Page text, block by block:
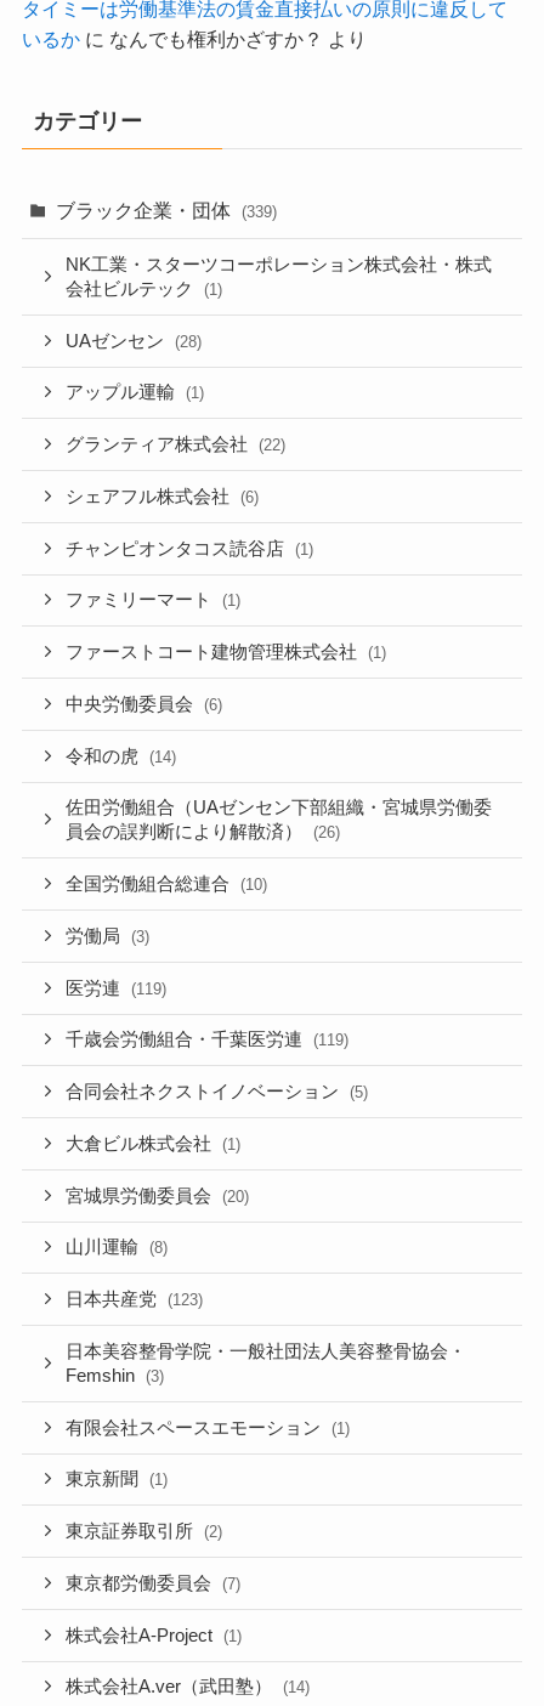
タイミーは労働基準法の賃金直接払いの原則に違反して
いるかに なんでも権利かざすか？ より
カテゴリー
ブラック企業・団体 (339)
NK工業・スターツコーポレーション株式会社・株式
会社ビルテック
(1)
UAゼンセン (28)
アップル運輸 (1)
グランティア株式会社 (22)
シェアフル株式会社 (6)
チャンピオンタコス読谷店 (1)
ファミリーマート (1)
ファーストコート建物管理株式会社 (1)
中央労働委員会 (6)
令和の虎 (14)
佐田労働組合（UAゼンセン下部組織・宮城県労働委
員会の誤判断により解散済）
(26)
全国労働組合総連合 (10)
労働局 (3)
医労連 (119)
千歳会労働組合・千葉医労連 (119)
合同会社ネクストイノベーション (5)
大倉ビル株式会社 (1)
宮城県労働委員会 (20)
山川運輸 (8)
日本共産党 (123)
日本美容整骨学院・一般社団法人美容整骨協会・
Femshin
(3)
有限会社スペースエモーション (1)
東京新聞 (1)
東京証券取引所 (2)
東京都労働委員会 (7)
株式会社A-Project (1)
株式会社A.ver（武田塾） (14)